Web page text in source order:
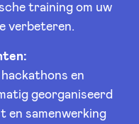
training om uw
verbeteren.
en
georganiseerd
en samenwerking